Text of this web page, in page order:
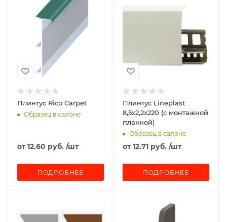
Плинтус Rico Carpet
Образец в салоне
от12.60 руб. /шт
ПОДРОБНЕЕ
Плинтус Lineplast
8,5х2,2х220 (с монтажной
планкой)
Образец в салоне
от12.71 руб. /шт
ПОДРОБНЕЕ